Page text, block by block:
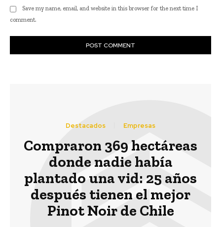
Save my name, email, and website in this browser for the next time I
comment.